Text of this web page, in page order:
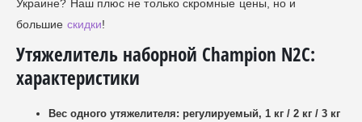
Украине? Наш плюс не только скромные цены, но и
большие скидки!
Утяжелитель наборной Champion N2C:
характеристики
Вес одного утяжелителя: регулируемый, 1 кг / 2 кг / 3 кг